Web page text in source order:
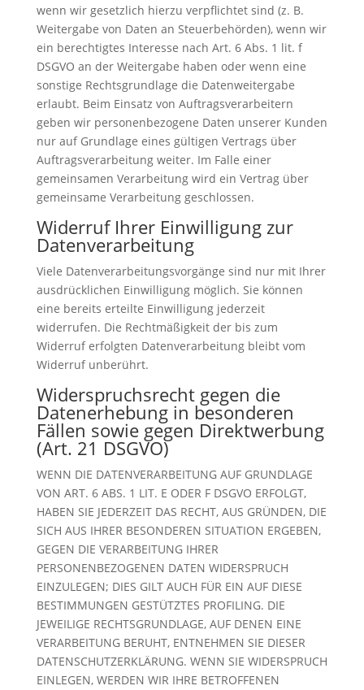
wenn wir gesetzlich hierzu verpflichtet sind (z. B.
Weitergabe von Daten an Steuerbehörden), wenn wir
ein berechtigtes Interesse nach Art. 6 Abs. 1 lit. f
DSGVO an der Weitergabe haben oder wenn eine
sonstige Rechtsgrundlage die Datenweitergabe
erlaubt. Beim Einsatz von Auftragsverarbeitern
geben wir personenbezogene Daten unserer Kunden
nur auf Grundlage eines gültigen Vertrags über
Auftragsverarbeitung weiter. Im Falle einer
gemeinsamen Verarbeitung wird ein Vertrag über
gemeinsame Verarbeitung geschlossen.
Widerruf Ihrer Einwilligung zur
Datenverarbeitung
Viele Datenverarbeitungsvorgänge sind nur mit Ihrer
ausdrücklichen Einwilligung möglich. Sie können
eine bereits erteilte Einwilligung jederzeit
widerrufen. Die Rechtmäßigkeit der bis zum
Widerruf erfolgten Datenverarbeitung bleibt vom
Widerruf unberührt.
Widerspruchsrecht gegen die
Datenerhebung in besonderen
Fällen sowie gegen Direktwerbung
(Art. 21 DSGVO)
WENN DIE DATENVERARBEITUNG AUF GRUNDLAGE
VON ART. 6 ABS. 1 LIT. E ODER F DSGVO ERFOLGT,
HABEN SIE JEDERZEIT DAS RECHT, AUS GRÜNDEN, DIE
SICH AUS IHRER BESONDEREN SITUATION ERGEBEN,
GEGEN DIE VERARBEITUNG IHRER
PERSONENBEZOGENEN DATEN WIDERSPRUCH
EINZULEGEN; DIES GILT AUCH FÜR EIN AUF DIESE
BESTIMMUNGEN GESTÜTZTES PROFILING. DIE
JEWEILIGE RECHTSGRUNDLAGE, AUF DENEN EINE
VERARBEITUNG BERUHT, ENTNEHMEN SIE DIESER
DATENSCHUTZERKLÄRUNG. WENN SIE WIDERSPRUCH
EINLEGEN, WERDEN WIR IHRE BETROFFENEN